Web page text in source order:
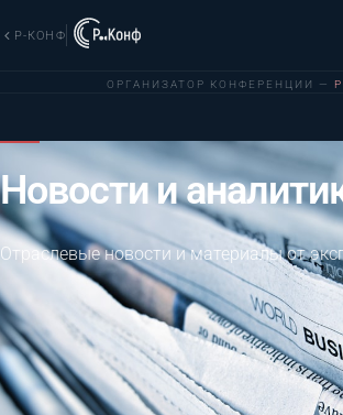
Р-КОНФ
ОРГАНИЗАТОР КОНФЕРЕНЦИИ —
Новости и
Отраслевые новости и материалы от